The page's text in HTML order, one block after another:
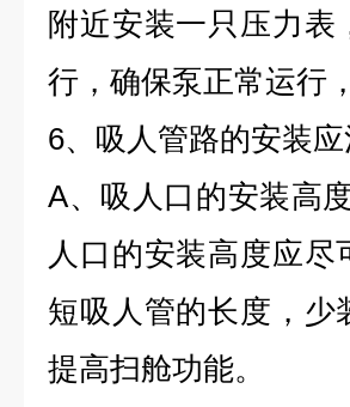
附近安装一只压力
行，确保泵正常运行
6、吸人管路的安装应
A、吸人口的安装高
人口的安装高度应
短吸人管的长度，少
提高扫舱功能。